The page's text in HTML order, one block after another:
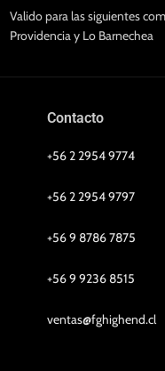
Valido para las siguientes
Providencia y Lo Barnechea
Contacto
+56 2 2954 9774
+56 2 2954 9797
+56 9 8786 7875
+56 9 9236 8515
ventas@fghighend.cl